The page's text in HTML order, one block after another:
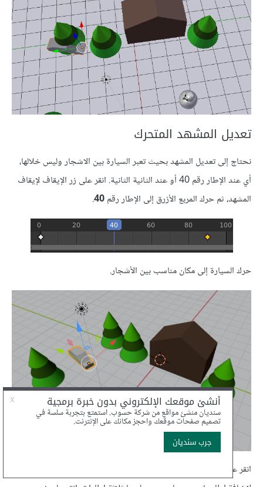
تعديل المشهد المتحرك
نحتاج إلى تعديل المشهد بحيث تعبر السيارة بين الاشجار وليس خلالها،
أي عند الإطار رقم 40 أو عند الثانية الثانية. انقر على زر الإيقاف لإيقاف
المشهد، ثم حرك المربع الأزرق إلى الإطار رقم40
.
حرك السيارة إلى مكان مناسب بين الأشجار.
انقر على رمز المفتاح من قائمة الإزاحة النشطة